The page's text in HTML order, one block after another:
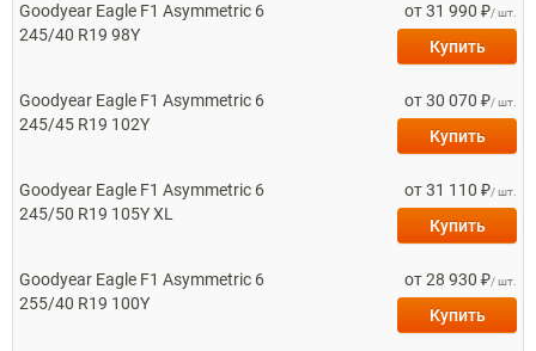
Goodyear Eagle F1 Asymmetric 6
245/40 R19 98Y
от 31 990 ₽/ шт.
Купить
Goodyear Eagle F1 Asymmetric 6
245/45 R19 102Y
от 30 070 ₽/ шт.
Купить
Goodyear Eagle F1 Asymmetric 6
245/50 R19 105Y XL
от 31 110 ₽/ шт.
Купить
Goodyear Eagle F1 Asymmetric 6
255/40 R19 100Y
от 28 930 ₽/ шт.
Купить